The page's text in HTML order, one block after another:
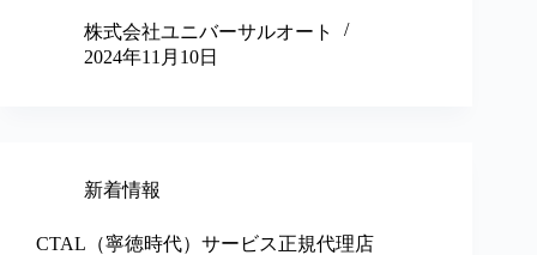
株式会社ユニバーサルオート
2024年11月10日
新着情報
CTAL（寧徳時代）サービス正規代理店